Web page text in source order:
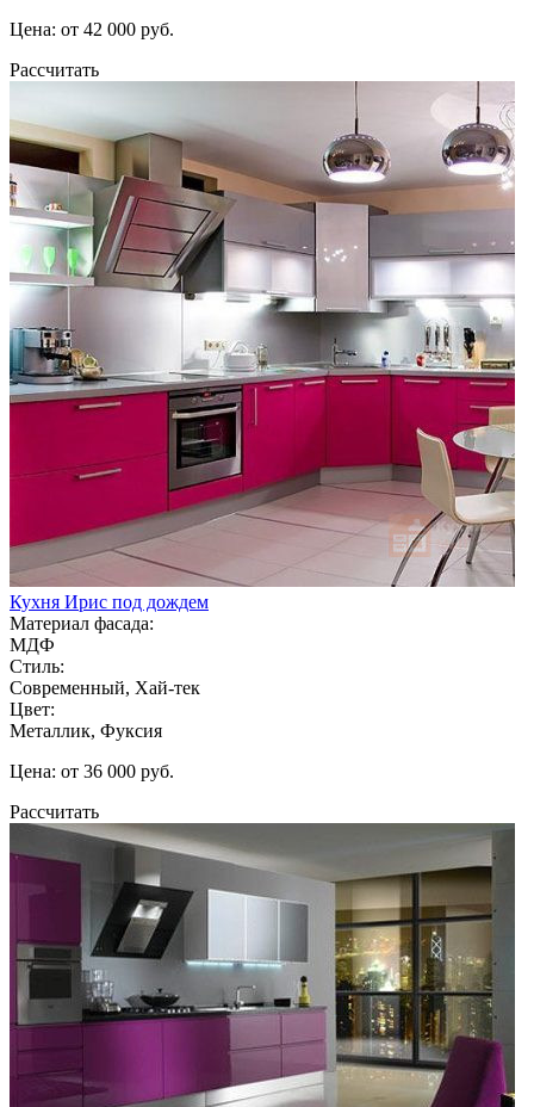
Цена: от 42 000 руб.
Рассчитать
Кухня Ирис под дождем
Материал фасада:
МДФ
Стиль:
Современный, Хай-тек
Цвет:
Металлик, Фуксия
Цена: от 36 000 руб.
Рассчитать